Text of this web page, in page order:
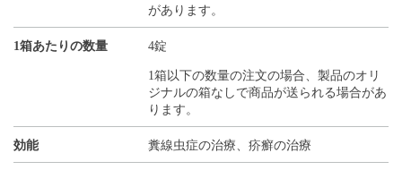
があります。
1箱あたりの数量 4錠
1箱以下の数量の注文の場合、製品のオリ
ジナルの箱なしで商品が送られる場合があ
ります。
効能 糞線虫症の治療、疥癬の治療